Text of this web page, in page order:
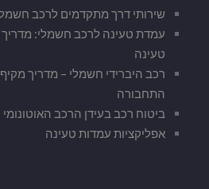
שירותי דרך מתקדמים לרכב
עמדת טעינה לרכב חשמלי: מדריך
טעינה
רכב היברידי חשמלי – מדריך
התחבורה
ביטוח רכב בעידן הרכב האוטונומי
אפליקציות עמדות טעינה